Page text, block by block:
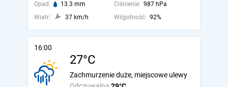
Opad: 13.3 mm Ciśnienie: 987 hPa
Wiatr:
37 km/h Wilgotność: 92%
16:00
27°C
Zachmurzenie duże, miejscowe ulewy